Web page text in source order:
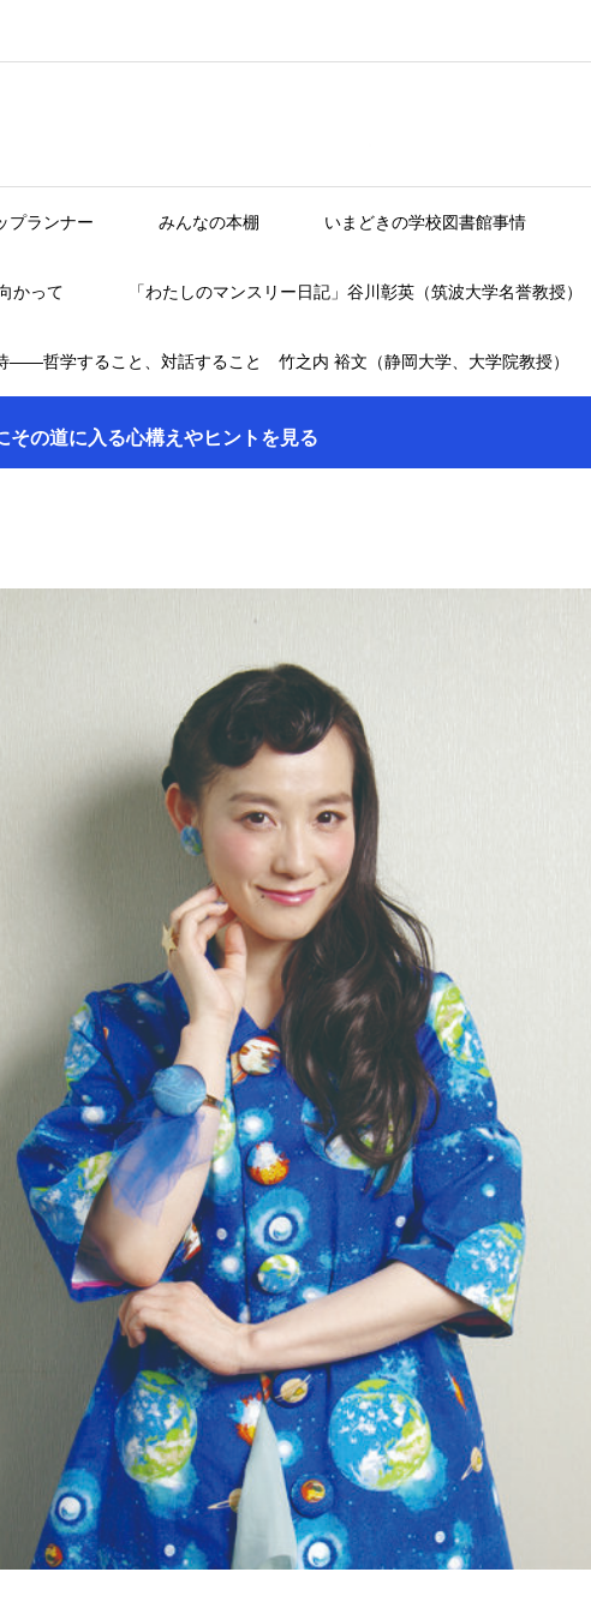
プランナー みんなの本棚 いまどきの学校図書館事情
かって 「わたしのマンスリー日記」谷川彰英（筑波大学名誉教授）
――哲学すること、対話すること 竹之内 裕文（静岡大学、大学院教授）
その道に入る心構えやヒントを見る